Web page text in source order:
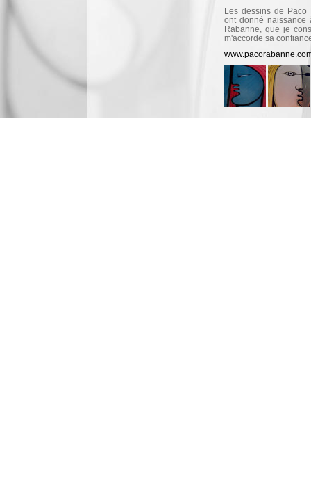
Les dessins de Paco
ont donné naissance
Rabanne, que je
m'accorde sa